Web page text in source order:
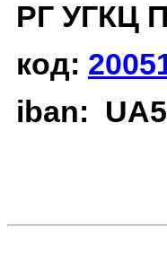
РГ УГКЦ
код:
iban: